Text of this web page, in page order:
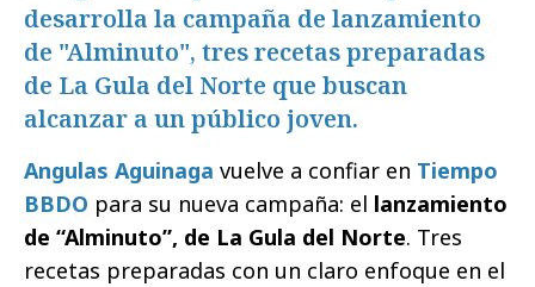
desarrolla la campaña de lanzamiento
de "Alminuto", tres recetas preparadas
de La Gula del Norte que buscan
alcanzar a un público joven.
Angulas Aguinaga vuelve a confiar en Tiempo
BBDO para su nueva campaña: el lanzamiento
de “Alminuto”, de La Gula del Norte. Tres
recetas preparadas con un claro enfoque en el